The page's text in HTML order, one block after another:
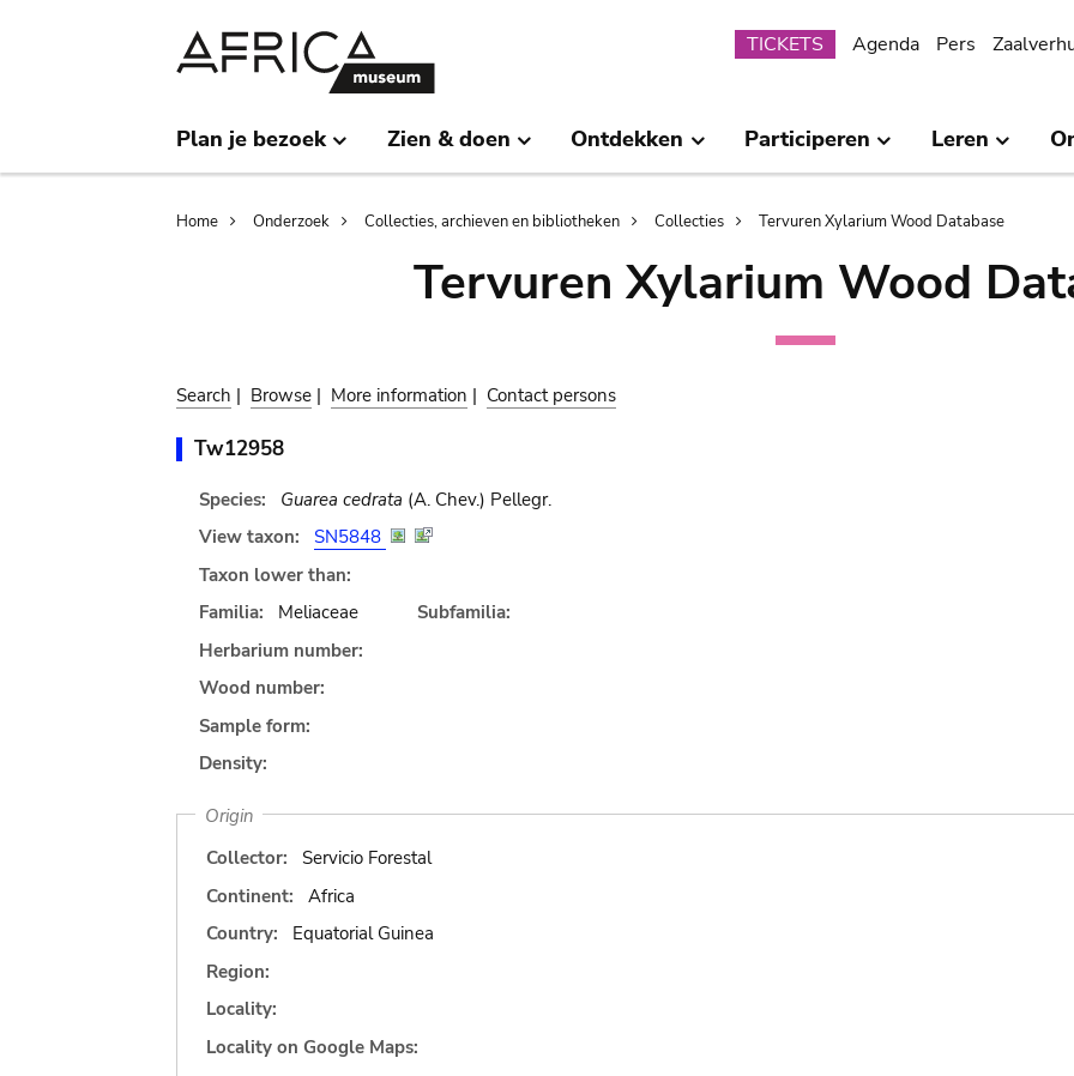
Submenu
TICKETS Agenda Pers
Plan je bezoek Zien & doen Ontdekken Participeren Leren
Breadcrumb
Home Onderzoek Collecties, archieven en bibliotheken Collecties Tervuren Xylarium Wood Database
Tervuren Xylarium Wood
Search | Browse | More information | Contact persons
Tw12958
Species: Guarea cedrata (A. Chev.) Pellegr.
View taxon:
SN5848
Taxon lower than:
Familia:
Meliaceae
Subfamilia:
Herbarium number:
Wood number:
Sample form:
Density:
Origin
Collector:
Servicio Forestal
Continent:
Africa
Country:
Equatorial Guinea
Region:
Locality:
Locality on Google Maps: